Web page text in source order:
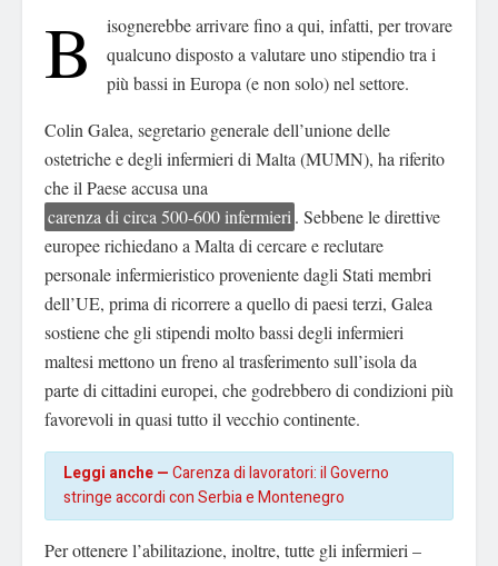
B
isognerebbe arrivare fino a qui, infatti, per trovare
qualcuno disposto a valutare uno stipendio tra i
più bassi in Europa (e non solo) nel settore.
Colin Galea, segretario generale dell’unione delle
ostetriche e degli infermieri di Malta (MUMN), ha riferito
che il Paese accusa una
carenza di circa 500-600 infermieri . Sebbene le direttive
europee richiedano a Malta di cercare e reclutare
personale infermieristico proveniente dagli Stati membri
dell’UE, prima di ricorrere a quello di paesi terzi, Galea
sostiene che gli stipendi molto bassi degli infermieri
maltesi mettono un freno al trasferimento sull’isola da
parte di cittadini europei, che godrebbero di condizioni più
favorevoli in quasi tutto il vecchio continente.
Leggi anche —Carenza di lavoratori: il Governo
stringe accordi con Serbia e Montenegro
Per ottenere l’abilitazione, inoltre, tutte gli infermieri –